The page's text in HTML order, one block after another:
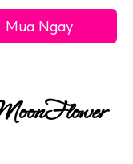
Mua Ngay